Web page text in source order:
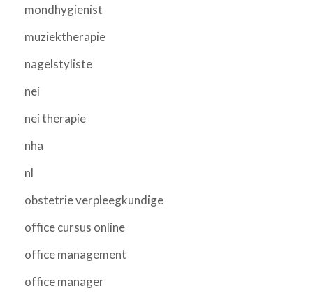
mondhygienist
muziektherapie
nagelstyliste
nei
nei therapie
nha
nl
obstetrie verpleegkundige
office cursus online
office management
office manager